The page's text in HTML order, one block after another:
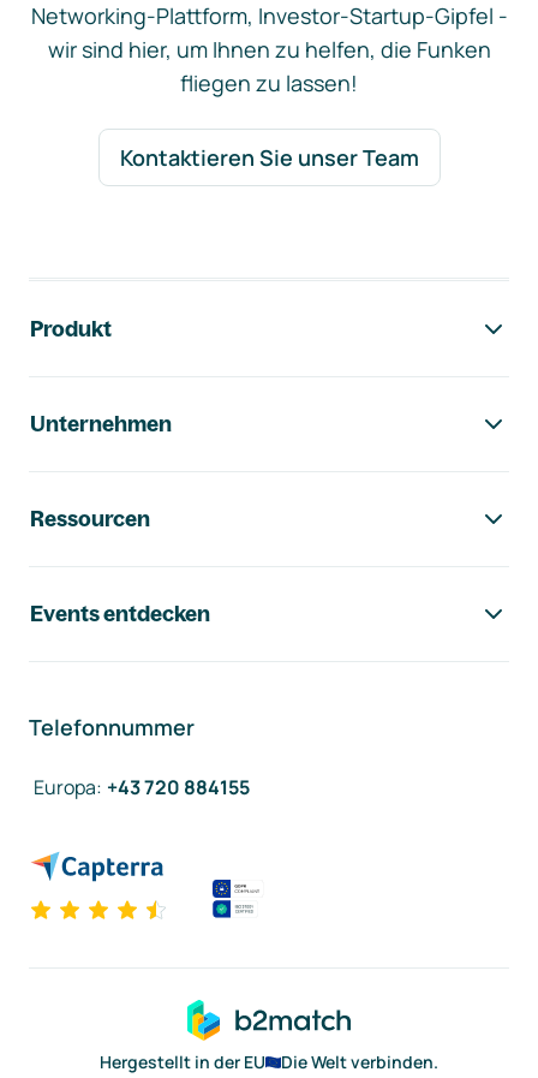
Networking-Plattform, Investor-Startup-Gipfel -
wir sind hier, um Ihnen zu helfen, die Funken
fliegen zu lassen!
Kontaktieren Sie unser Team
Produkt
Unternehmen
Ressourcen
Events entdecken
Telefonnummer
Europa: +43 720 884155
Hergestellt in der EU
Die Welt verbinden.